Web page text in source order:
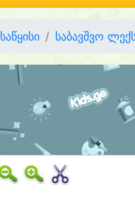
საწყისი საბავშვო